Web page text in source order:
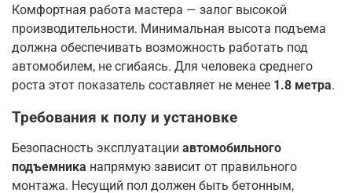
Комфортная работа мастера — залог высокой
производительности. Минимальная высота подъема
должна обеспечивать возможность работать под
автомобилем, не сгибаясь. Для человека среднего
роста этот показатель составляет не менее 1.8 метра.
Требования к полу и установке
Безопасность эксплуатации автомобильного
подъемника напрямую зависит от правильного
монтажа. Несущий пол должен быть бетонным,